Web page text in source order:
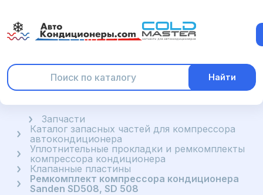
Найти
ГлавнаяЗапчасти
Каталог запасных частей для компрессора
автокондиционера
Уплотнительные прокладки и ремкомплекты
компрессора кондиционера
Клапанные пластины
Ремкомплект компрессора кондиционера
Sanden SD508, SD 508